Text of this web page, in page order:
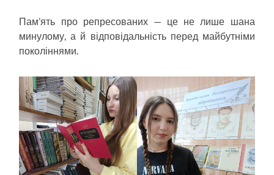
Пам’ять про репресованих — це не лише шана
минулому, а й відповідальність перед майбутніми
поколіннями.